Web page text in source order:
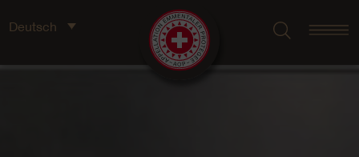
Deutsch